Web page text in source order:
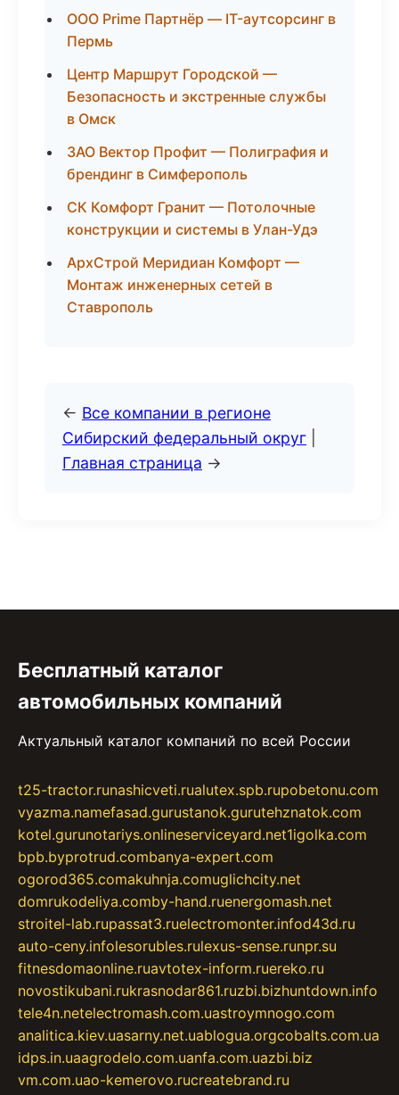
ООО Prime Партнёр — IT-аутсорсинг в
Пермь
Центр Маршрут Городской —
Безопасность и экстренные службы
в Омск
ЗАО Вектор Профит — Полиграфия и
брендинг в Симферополь
СК Комфорт Гранит — Потолочные
конструкции и системы в Улан-Удэ
АрхСтрой Меридиан Комфорт —
Монтаж инженерных сетей в
Ставрополь
← Все компании в регионе
Сибирский федеральный округ
Главная страница →
Бесплатный каталог
автомобильных компаний
Актуальный каталог компаний по всей России
t25-tractor.runashicveti.rualutex.spb.rupobetonu.com
vyazma.namefasad.gurustanok.gurutehznatok.com
kotel.gurunotariys.onlineserviceyard.net1igolka.com
bpb.byprotrud.combanya-expert.com
ogorod365.comakuhnja.comuglichcity.net
domrukodeliya.comby-hand.ruenergomash.net
stroitel-lab.rupassat3.ruelectromonter.infod43d.ru
auto-ceny.infolesorubles.rulexus-sense.runpr.su
fitnesdomaonline.ruavtotex-inform.ruereko.ru
novostikubani.rukrasnodar861.ruzbi.bizhuntdown.info
tele4n.netelectromash.com.uastroymnogo.com
analitica.kiev.uasarny.net.uablogua.orgcobalts.com.ua
idps.in.uaagrodelo.com.uanfa.com.uazbi.biz
vm.com.uao-kemerovo.rucreatebrand.ru